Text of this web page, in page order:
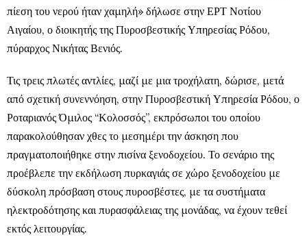
πίεση του νερού ήταν χαμηλή» δήλωσε στην ΕΡΤ Νοτίου
Αιγαίου, ο διοικητής της Πυροσβεστικής Υπηρεσίας Ρόδου,
πύραρχος Νικήτας Βενιός.
Τις τρεις πλωτές αντλίες, μαζί με μια τροχήλατη, δώρισε, μετά
από σχετική συνεννόηση, στην Πυροσβεστική Υπηρεσία Ρόδου, ο
Ροταριανός Όμιλος “Κολοσσός”, εκπρόσωποι του οποίου
παρακολούθησαν χθες το μεσημέρι την άσκηση που
πραγματοποιήθηκε στην πισίνα ξενοδοχείου. Το σενάριο της
προέβλεπε την εκδήλωση πυρκαγιάς σε χώρο ξενοδοχείου με
δύσκολη πρόσβαση στους πυροσβέστες, με τα συστήματα
ηλεκτροδότησης και πυρασφάλειας της μονάδας, να έχουν τεθεί
εκτός λειτουργίας.